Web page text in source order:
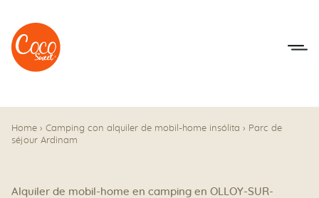
Ir al menú
Ir a los contenidos
Home › Camping con alquiler de mobil-home insólita › Parc de
séjour Ardinam
Alquiler de mobil-home en camping en OLLOY-SUR-